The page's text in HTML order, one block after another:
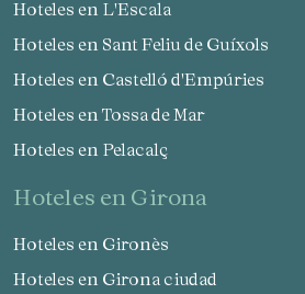
Hoteles en L'Escala
Hoteles en Sant Feliu de Guíxols
Hoteles en Castelló d'Empúries
Hoteles en Tossa de Mar
Hoteles en Pelacalç
hoteles en Girona
Hoteles en Gironès
Hoteles en Girona ciudad